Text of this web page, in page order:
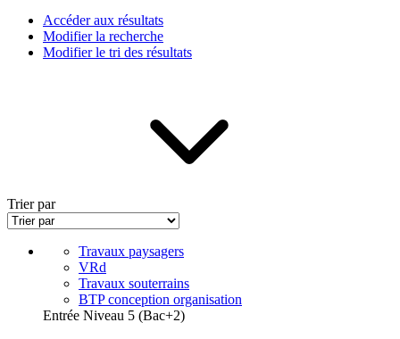
Accéder aux résultats
Modifier la recherche
Modifier le tri des résultats
Trier par
Travaux paysagers
VRd
Travaux souterrains
BTP conception organisation
Entrée Niveau 5 (Bac+2)